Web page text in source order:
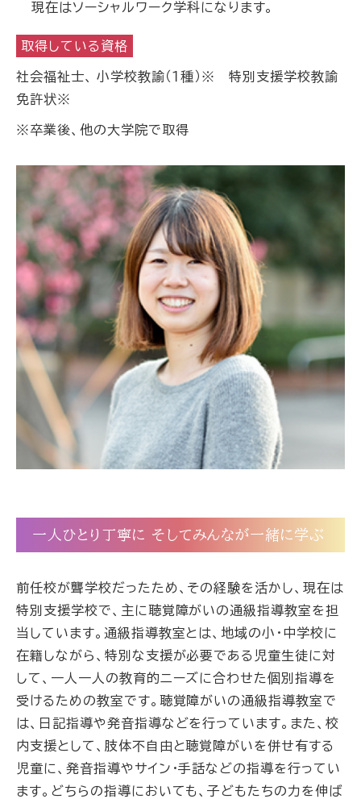
現在はソーシャルワーク学科になります。
取得している資格
社会福祉士､ 小学校教諭（１種）※ 特別支援学校教諭
免許状※
※卒業後、他の大学院で取得
一人ひとり丁寧に そしてみんなが一緒に学ぶ
前任校が聾学校だったため、その経験を活かし、現在は
特別支援学校で、主に聴覚障がいの通級指導教室を担
当しています。通級指導教室とは、地域の小・中学校に
在籍しながら、特別な支援が必要である児童生徒に対
して、一人一人の教育的ニーズに合わせた個別指導を
受けるための教室です。聴覚障がいの通級指導教室で
は、日記指導や発音指導などを行っています。また、校
内支援として、肢体不自由と聴覚障がいを併せ有する
児童に、発音指導やサイン・手話などの指導を行ってい
ます。どちらの指導においても、子どもたちの力を伸ば